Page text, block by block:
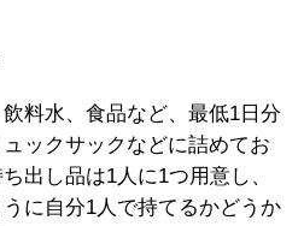
料水、食品など、最低1日分
ックサックなどに詰めてお
出し品は1人に1つ用意し、
に自分1人で持てるかどうか